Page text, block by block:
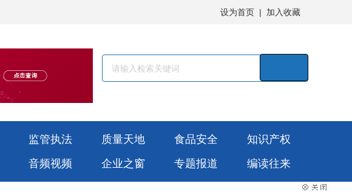
设为首页 | 加入收藏
监管执法 质量天地 食品安全
知识产权
音频视频 企业之窗 专题报道 编读往来